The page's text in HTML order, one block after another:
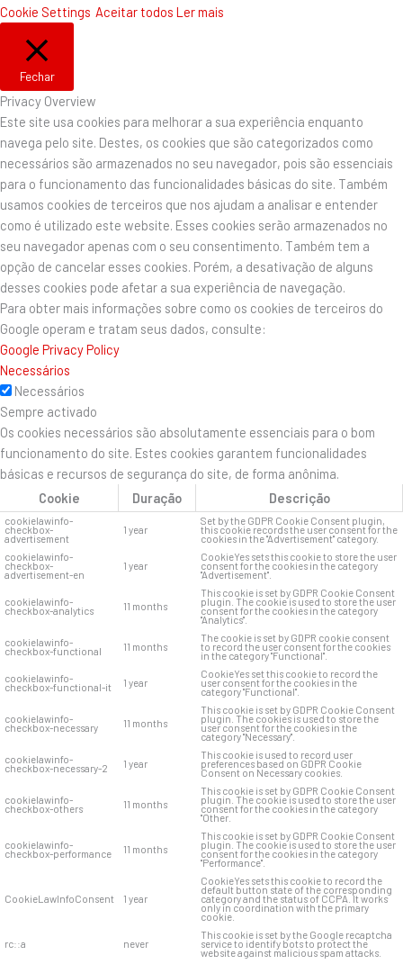
Cookie Settings Aceitar todos Ler mais
Fechar
Privacy Overview
Este site usa cookies para melhorar a sua experiência enquanto
navega pelo site. Destes, os cookies que são categorizados como
necessários são armazenados no seu navegador, pois são essenciais
para o funcionamento das funcionalidades básicas do site. Também
usamos cookies de terceiros que nos ajudam a analisar e entender
como é utilizado este website. Esses cookies serão armazenados no
seu navegador apenas com o seu consentimento. Também tem a
opção de cancelar esses cookies. Porém, a desativação de alguns
desses cookies pode afetar a sua experiência de navegação.
Para obter mais informações sobre como os cookies de terceiros do
Google operam e tratam seus dados, consulte:
Google Privacy Policy
Necessários
Necessários
Sempre activado
Os cookies necessários são absolutamente essenciais para o bom
funcionamento do site. Estes cookies garantem funcionalidades
básicas e recursos de segurança do site, de forma anônima.
Cookie
Duração Descrição
cookielawinfo-
checkbox-
advertisement
1 year
Set by the GDPR Cookie Consent plugin,
this cookie records the user consent for the
cookies in the "Advertisement" category.
cookielawinfo-
checkbox-
advertisement-en
1 year
CookieYes sets this cookie to store the user
consent for the cookies in the category
"Advertisement".
cookielawinfo-
checkbox-analytics 11 months
This cookie is set by GDPR Cookie Consent
plugin. The cookie is used to store the user
consent for the cookies in the category
"Analytics".
cookielawinfo-
checkbox-functional 11 months
The cookie is set by GDPR cookie consent
to record the user consent for the cookies
in the category "Functional".
cookielawinfo-
checkbox-functional-it 1 year
CookieYes set this cookie to record the
user consent for the cookies in the
category "Functional".
cookielawinfo-
checkbox-necessary 11 months
This cookie is set by GDPR Cookie Consent
plugin. The cookies is used to store the
user consent for the cookies in the
category "Necessary".
cookielawinfo-
checkbox-necessary-2 1 year
This cookie is used to record user
preferences based on GDPR Cookie
Consent on Necessary cookies.
cookielawinfo-
checkbox-others 11 months
This cookie is set by GDPR Cookie Consent
plugin. The cookie is used to store the user
consent for the cookies in the category
"Other.
cookielawinfo-
checkbox-performance 11 months
This cookie is set by GDPR Cookie Consent
plugin. The cookie is used to store the user
consent for the cookies in the category
"Performance".
CookieLawInfoConsent 1 year
CookieYes sets this cookie to record the
default button state of the corresponding
category and the status of CCPA. It works
only in coordination with the primary
cookie.
rc::a never
This cookie is set by the Google recaptcha
service to identify bots to protect the
website against malicious spam attacks.